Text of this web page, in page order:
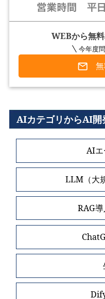
WEBから無料
今年度
AIカテゴリからAI開
AIエ
LLM（大
RAG